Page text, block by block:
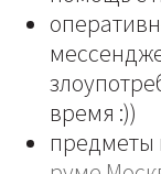
время :))
предметы